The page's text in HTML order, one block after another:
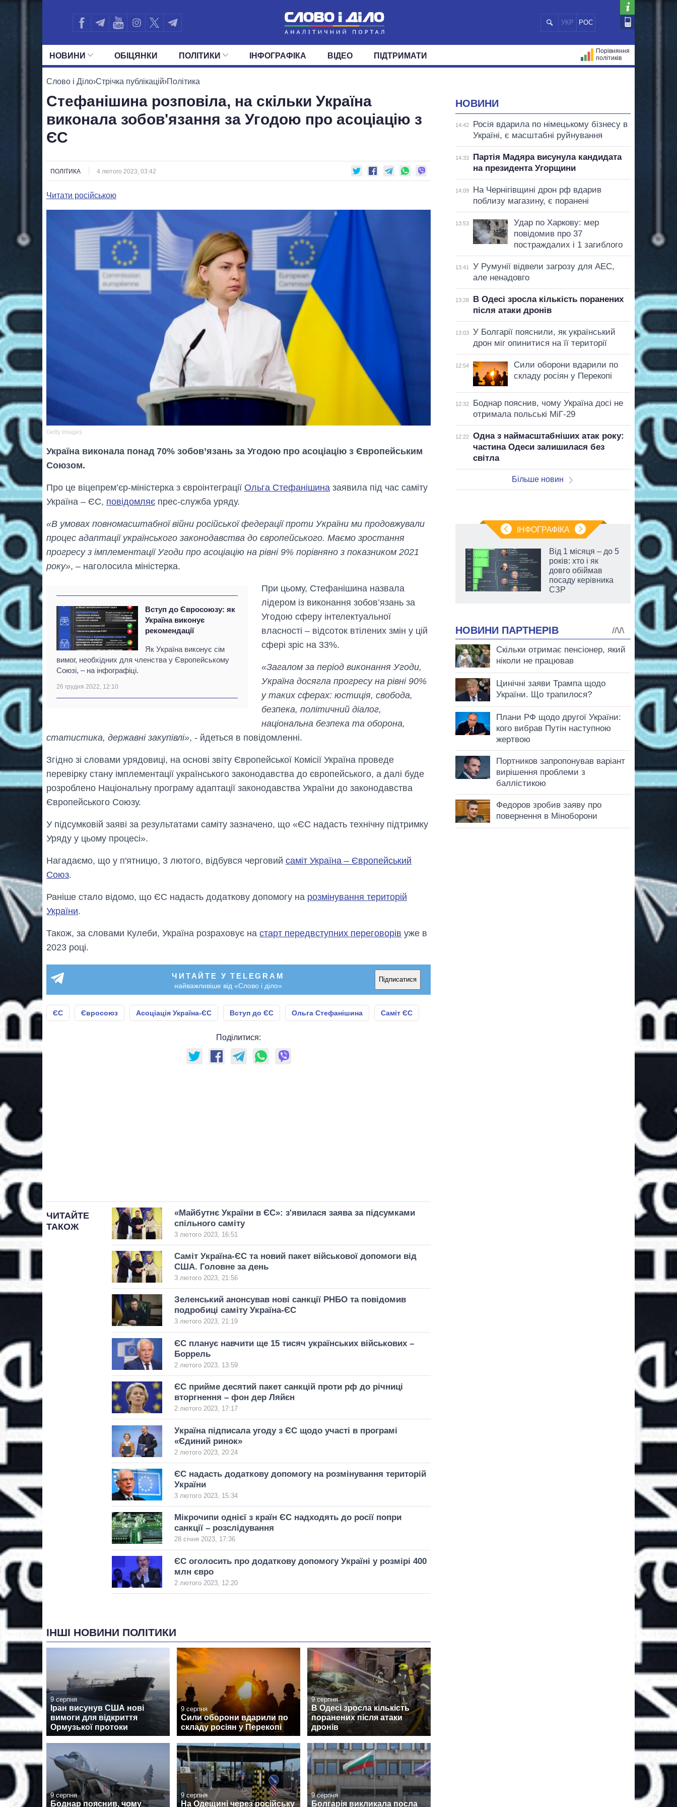
УКР РОС
НОВИНИ
ПОЛІТИКА ЕКОНОМІКА СУСПІЛЬСТВО
ОБIЦЯНКИ ПОЛIТИКИ
УСІ ПОЛІТИКИ ПРЕЗИДЕНТ І ОФІС
ДЕПУТАТИ КОМІТЕТИ ФРАКЦІЇ
ІНФОГРАФІКА ВІДЕО ПІДТРИМАТИ
Порівняння
політиків
Слово і Діло›Стрічка публікацій›Політика
Стефанішина розповіла, на скільки Україна
виконала зобов'язання за Угодою про асоціацію з
ЄС
ПОЛІТИКА 4 лютого 2023, 03:42
Читати російською
Getty Images
Україна виконала понад 70% зобов’язань за Угодою про асоціацію з Європейським
Союзом.
Про це віцепрем’єр-міністерка з євроінтеграції Ольга Стефанішина заявила під час саміту
Україна – ЄС, повідомляє прес-служба уряду.
«В умовах повномасштабної війни російської федерації проти України ми продовжували
процес адаптації українського законодавства до європейського. Маємо зростання
прогресу з імплементації Угоди про асоціацію на рівні 9% порівняно з показником 2021
року», – наголосила міністерка.
Вступ до Євросоюзу: як
Україна виконує
рекомендації
Як Україна виконує сім
вимог, необхідних для членства у Європейському
Союзі, – на інфографіці.
26 грудня 2022, 12:10
При цьому, Стефанішина назвала
лідером із виконання зобов’язань за
Угодою сферу інтелектуальної
власності – відсоток втілених змін у цій
сфері зріс на 33%.
«Загалом за період виконання Угоди,
Україна досягла прогресу на рівні 90%
у таких сферах: юстиція, свобода,
безпека, політичний діалог,
національна безпека та оборона,
статистика, державні закупівлі», - йдеться в повідомленні.
Згідно зі словами урядовиці, на основі звіту Європейської Комісії Україна проведе
перевірку стану імплементації українського законодавства до європейського, а далі буде
розроблено Національну програму адаптації законодавства України до законодавства
Європейського Союзу.
У підсумковій заяві за результатами саміту зазначено, що «ЄС надасть технічну підтримку
Уряду у цьому процесі».
Нагадаємо, що у п'ятницю, 3 лютого, відбувся черговий саміт Україна – Європейський
Союз.
Раніше стало відомо, що ЄС надасть додаткову допомогу на розмінування територій
України.
Також, за словами Кулеби, Україна розраховує на старт передвступних переговорів уже в
2023 році.
ЧИТАЙТЕ У TELEGRAM
найважливіше від «Слово і діло»
Підписатися
ЄС Євросоюз Асоціація Україна-ЄС Вступ до ЄС Ольга Стефанішина Саміт ЄС
Поділитися:
ЧИТАЙТЕ
ТАКОЖ
«Майбутнє України в ЄС»: з'явилася заява за підсумками
спільного саміту
3 лютого 2023, 16:51
Саміт Україна-ЄС та новий пакет військової допомоги від
США. Головне за день
3 лютого 2023, 21:56
Зеленський анонсував нові санкції РНБО та повідомив
подробиці саміту Україна-ЄС
3 лютого 2023, 21:19
ЄС планує навчити ще 15 тисяч українських військових –
Боррель
2 лютого 2023, 13:59
ЄС прийме десятий пакет санкцій проти рф до річниці
вторгнення – фон дер Ляйєн
2 лютого 2023, 17:17
Україна підписала угоду з ЄС щодо участі в програмі
«Єдиний ринок»
2 лютого 2023, 20:24
ЄС надасть додаткову допомогу на розмінування територій
України
3 лютого 2023, 15:34
Мікрочипи однієї з країн ЄС надходять до росії попри
санкції – розслідування
28 січня 2023, 17:36
ЄС оголосить про додаткову допомогу Україні у розмірі 400
млн євро
2 лютого 2023, 12:20
ІНШІ НОВИНИ ПОЛІТИКИ
9 серпня
Іран висунув США нові
вимоги для відкриття
Ормузької протоки
9 серпня
Сили оборони вдарили по
складу росіян у Перекопі
9 серпня
В Одесі зросла кількість
поранених після атаки
дронів
9 серпня
Боднар пояснив, чому
9 серпня
На Одещині через російську
9 серпня
Болгарія викликала посла
НОВИНИ
14:42
Росія вдарила по німецькому бізнесу в
Україні, є масштабні руйнування
14:33
Партія Мадяра висунула кандидата
на президента Угорщини
14:09
На Чернігівщині дрон рф вдарив
поблизу магазину, є поранені
13:53
Удар по Харкову: мер
повідомив про 37
постраждалих і 1 загиблого
13:41
У Румунії відвели загрозу для АЕС,
але ненадовго
13:28
В Одесі зросла кількість поранених
після атаки дронів
13:03
У Болгарії пояснили, як український
дрон міг опинитися на її території
12:54
Сили оборони вдарили по
складу росіян у Перекопі
12:32
Боднар пояснив, чому Україна досі не
отримала польські МіГ-29
12:22
Одна з наймасштабніших атак року:
частина Одеси залишилася без
світла
Більше новин
ІНФОГРАФІКА
Скільки картоплі
Від 1 місяця – до 5
років: хто і як
довго обіймав
посаду керівника
СЗР